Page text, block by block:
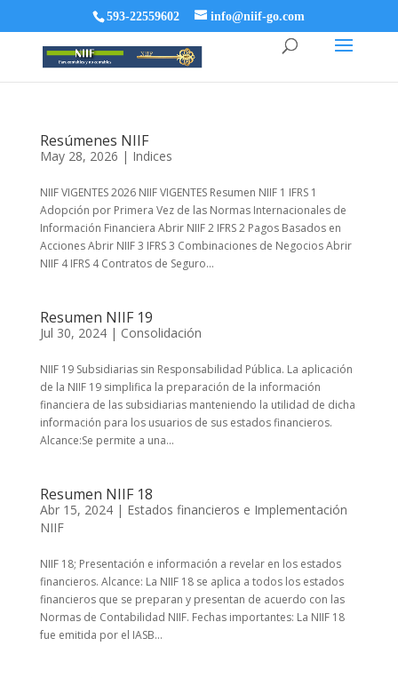
593-22559602 info@niif-go.com
Resúmenes NIIF
May 28, 2026 | Indices
NIIF VIGENTES 2026 NIIF VIGENTES Resumen NIIF 1 IFRS 1
Adopción por Primera Vez de las Normas Internacionales de
Información Financiera Abrir NIIF 2 IFRS 2 Pagos Basados en
Acciones Abrir NIIF 3 IFRS 3 Combinaciones de Negocios Abrir
NIIF 4 IFRS 4 Contratos de Seguro...
Resumen NIIF 19
Jul 30, 2024| Consolidación
NIIF 19 Subsidiarias sin Responsabilidad Pública. La aplicación
de la NIIF 19 simplifica la preparación de la información
financiera de las subsidiarias manteniendo la utilidad de dicha
información para los usuarios de sus estados financieros.
Alcance:Se permite a una...
Resumen NIIF 18
Abr 15, 2024| Estados financieros e Implementación
NIIF
NIIF 18; Presentación e información a revelar en los estados
financieros. Alcance: La NIIF 18 se aplica a todos los estados
financieros que se preparan y presentan de acuerdo con las
Normas de Contabilidad NIIF. Fechas importantes: La NIIF 18
fue emitida por el IASB...